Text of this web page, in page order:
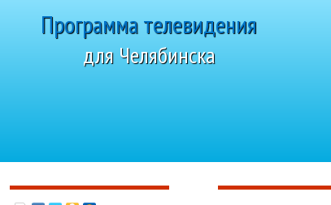
Программа телевидения
для Челябинска